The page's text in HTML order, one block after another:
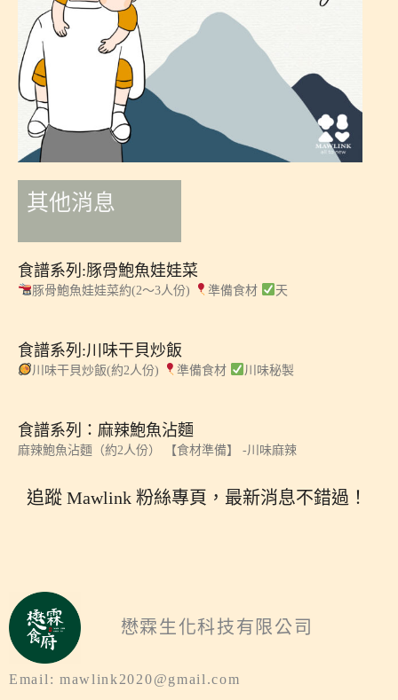
其他消息
食譜系列:豚骨鮑魚娃娃菜
豚骨鮑魚娃娃菜約(2～3人份) 準備食材 天
食譜系列:川味干貝炒飯
川味干貝炒飯(約2人份) 準備食材 川味秘製
食譜系列：麻辣鮑魚沾麵
麻辣鮑魚沾麵（約2人份） 【食材準備】 -川味麻辣
追蹤 Mawlink 粉絲專頁，最新消息不錯過！
懋霖生化科技有限公司
Email: mawlink2020@gmail.com